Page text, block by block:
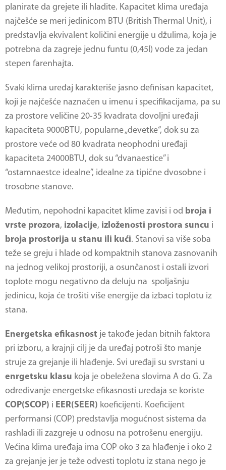
planirate da grejete ili hladite. Kapacitet klima uređaja
najčešće se meri jedinicom BTU (British Thermal Unit), i
predstavlja ekvivalent količini energije u džulima, koja je
potrebna da zagreje jednu funtu (0,45l) vode za jedan
stepen farenhajta.
Svaki klima uređaj karakteriše jasno definisan kapacitet,
koji je najčešće naznačen u imenu i specifikacijama, pa su
za prostore veličine 20-35 kvadrata dovoljni uređaji
kapaciteta 9000BTU, popularne „devetke“, dok su za
prostore veće od 80 kvadrata neophodni uređaji
kapaciteta 24000BTU, dok su “dvanaestice” i
“ostamnaestce idealne”, idealne za tipične dvosobne i
trosobne stanove.
Međutim, nepohodni kapacitet klime zavisi i od broja i
vrste prozora, izolacije, izloženosti prostora suncu i
broja prostorija u stanu ili kući. Stanovi sa više soba
teže se greju i hlade od kompaktnih stanova zasnovanih
na jednog velikoj prostoriji, a osunčanost i ostali izvori
toplote mogu negativno da deluju na spoljašnju
jedinicu, koja će trošiti više energije da izbaci toplotu iz
stana.
Energetska efikasnost je takođe jedan bitnih faktora
pri izboru, a krajnji cilj je da uređaj potroši što manje
struje za grejanje ili hlađenje. Svi uređaji su svrstani u
enrgetsku klasu koja je obeležena slovima A do G. Za
određivanje energetske efikasnosti uređaja se koriste
COP(SCOP) i EER(SEER) koeficijenti. Koeficijent
performansi (COP) predstavlja mogućnost sistema da
rashladi ili zazgreje u odnosu na potrošenu energiju.
Većina klima uređaja ima COP oko 3 za hlađenje i oko 2
za grejanje jer je teže odvesti toplotu iz stana nego je